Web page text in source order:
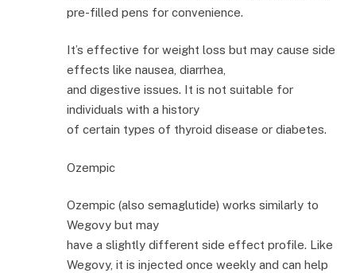
pre-filled pens for convenience.
It’s effective for weight loss but may cause side
effects like nausea, diarrhea,
and digestive issues. It is not suitable for
individuals with a history
of certain types of thyroid disease or diabetes.
Ozempic
Ozempic (also semaglutide) works similarly to
Wegovy but may
have a slightly different side effect profile. Like
Wegovy, it is injected once weekly and can help